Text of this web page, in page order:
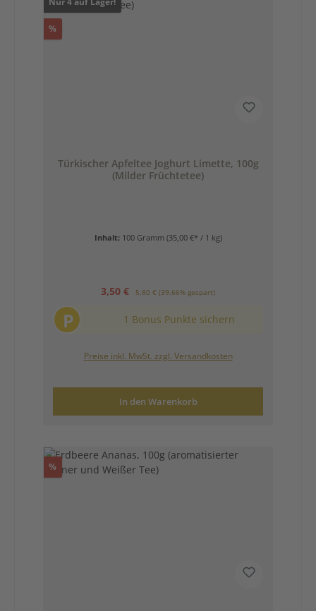
%Rabatt
Türkischer Apfeltee Joghurt Limette, 100g
(Milder Früchtetee)
Inhalt: 100 Gramm (35,00 €* / 1 kg)
Verkaufspreis:
3,50 € Regulärer Preis:
5,80 € (39.66% gespart)
P 1 Bonus Punkte sichern
Preise inkl. MwSt. zzgl. Versandkosten
In den Warenkorb
%Rabatt